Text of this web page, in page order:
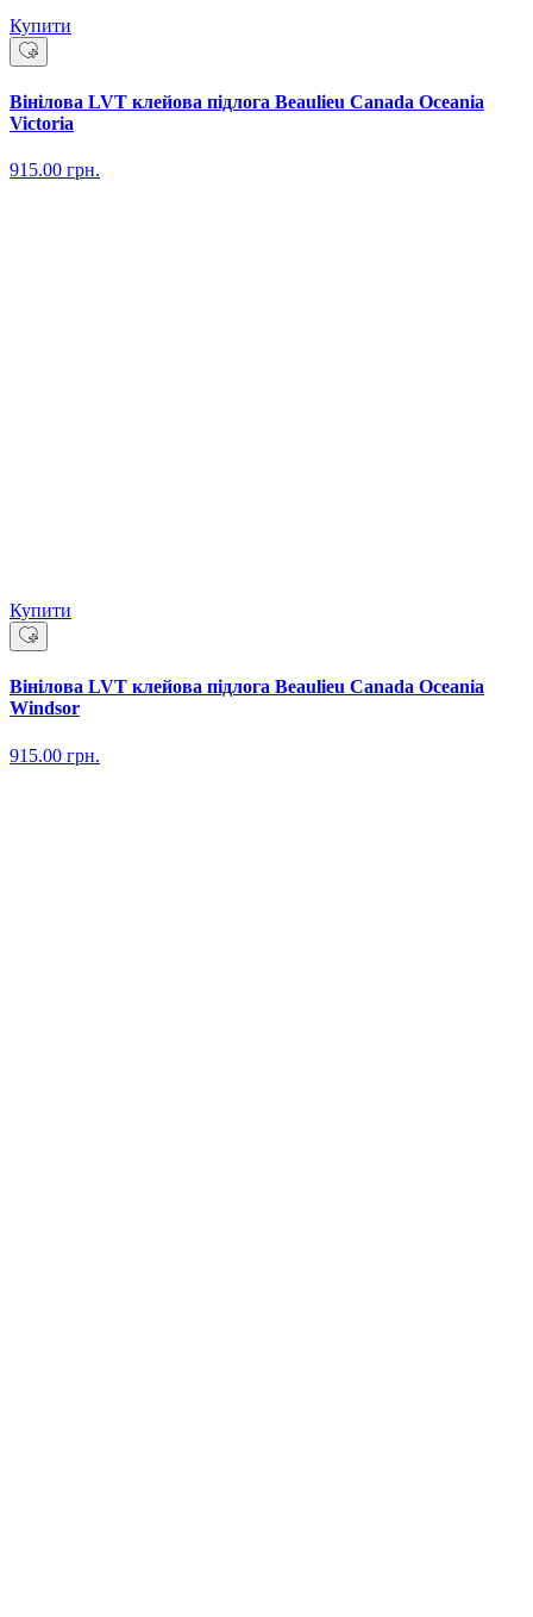
Купити
Вінілова LVT клейова підлога Beaulieu Canada Oceania
Victoria
915.00 грн.
Купити
Вінілова LVT клейова підлога Beaulieu Canada Oceania
Windsor
915.00 грн.